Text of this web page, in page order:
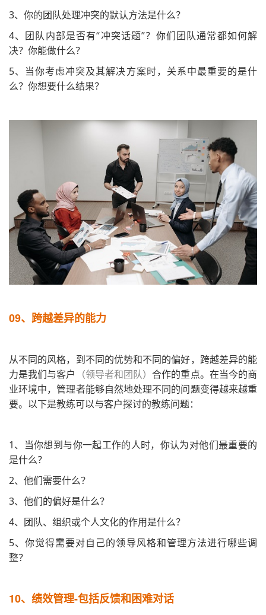
3、你的团队处理冲突的默认方法是什么？
4、团队内部是否有“冲突话题”？你们团队通常都如何解
决？你能做什么？
5、当你考虑冲突及其解决方案时，关系中最重要的是什
么？你想要什么结果？
09、 跨越差异的能力
从不同的风格，到不同的优势和不同的偏好，跨越差异的能
力是我们与客户
（领导者和团队）合作的重点。在当今的商
业环境中，管理者能够自然地处理不同的问题变得越来越重
要。以下是教练可以与客户探讨的教练问题：
1、当你想到与你一起工作的人时，你认为对他们最重要的
是什么？
2、他们需要什么？
3、他们的偏好是什么？
4、团队、组织或个人文化的作用是什么？
5、你觉得需要对自己的领导风格和管理方法进行哪些调
整？
10、 绩效管理-包括反馈和困难对话